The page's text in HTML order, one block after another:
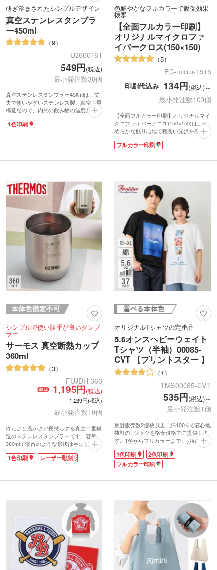
研ぎ澄まされたシンプルデザイン
真空ステンレスタンブラ
ー450ml
9
U2660161
549円(税込)
最小発注数30個
真空ステンレスタンブラー450mlは、丈
夫で使いやすいステンレス製。真空二重
構造なので、内瓶の飲み物の温度が外瓶
まで伝わらず、飲み頃の温度を保ちま
す。氷を入れてもほとんど結露せず、コ
シンプルデザインなのでお名入れ部分が
目立ち、開業記念や周年記念などロゴが
映えるので、もらっても喜ばれ長く愛用
される人気の商品です。
1色印刷
色鮮やかなフルカラーで販促効果
抜群
【全面フルカラー印刷】
オリジナルマイクロファ
イバークロス(150×150)
5
EC-micro-1515
印刷代込み 134円(税込)～
最小発注数100個
【全面フルカラー印刷】オリジナルマイ
クロファイバークロス(150×150)は、な
めらかな触り心地で程良い光沢を感じる
超極細繊維マルチクロスです。メガネ拭
きやスマホ拭き、ガラス面の油膜も乾拭
もOK!吸水量は綿の約3倍、速乾性に優
群!ポストインも可能なので非接触ノベ
ルティとしても人気です。キャンペーン
特典や来場者プレゼント、アーティスト
やキャラクターグッズ制作、同人イベン
トなど幅広いシーンでおすすめです。
フルカラー印刷
シンプルで使い勝手が良いタンブ
ラー
サーモス 真空断熱カップ
360ml
3
FUJDH-360
1,195円(税込)
1,239円(税込)
最小発注数10個
冷たさと温かさが長持ちする真空二重構
造のステンレスタンブラーです。容量
360mlで湯呑のような形状は手にしっく
りに馴染みます。開口部も広くて洗いや
すいのも嬉しいポイント。
ゴを印刷してオリジナルのタンブラーが
1色印刷 レーザー彫刻
オリジナルTシャツの定番品
5.6オンスヘビーウェイト
Tシャツ（半袖）00085-
CVT 【プリントスター 】
1
TMS00085-CVT
535円(税込)～
最小発注数1個
累計販売数2億枚以上！綿100%で着心地
抜群のTシャツを格安価格でご提供しま
す。1色からフルカラーまで、お好きな
デザインでプリント可能。胸や袖へのワ
ンポイント印刷もできます。文化祭のク
ラスTシャツや大規模イベントのスタッ
にぴったりです。
ム。両肩から首回りにかけて型崩れ防止
のテープ処理がされており、長くご愛用
いただけます。コスパ重視でオリジナル
グッズを作成したい方におすすめです。
動画提供 : Printstar
1色印刷
2色印刷
フルカラー印刷